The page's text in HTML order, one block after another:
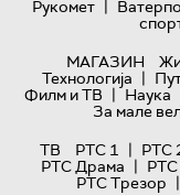
Рукомет
МАГАЗИН
Технологијa |
Филм и ТВ | Наука
За мале
ТВ
РТС 1 | РТС
РТС Драма |
РТС Трезор |